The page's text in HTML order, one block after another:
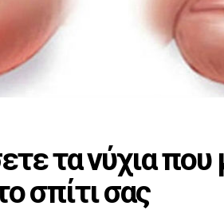
τα νύχια
σπίτι σας